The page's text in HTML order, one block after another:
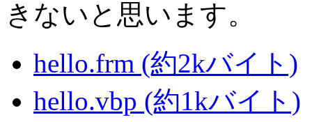
きないと思います。
hello.frm (約2kバイト)
hello.vbp (約1kバイト)